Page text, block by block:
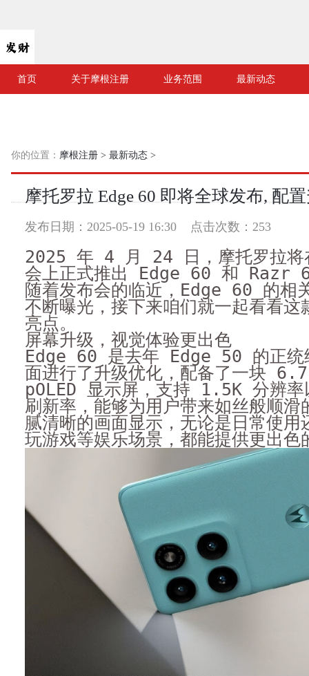
首页 关于摩根注册 业务范围 最新动态
你的位置： 摩根注册 > 最新动态 >
摩托罗拉 Edge 60 即将全球发布, 配
发布日期：2025-05-19 16:30 点击次数：253
2025 年 4 月 24 日，摩托罗拉将
会上正式推出 Edge 60 和 Razr
随着发布会的临近，Edge 60 的相
不断曝光，接下来咱们就一起看看这
亮点。
屏幕升级，视觉体验更出色
Edge 60 是去年 Edge 50 的正统
面进行了升级优化，配备了一块
pOLED 显示屏，支持 1.5K 分辨
刷新率，能够为用户带来如丝般顺滑
腻清晰的画面显示，无论是日常使用
玩游戏等娱乐场景，都能提供更出色